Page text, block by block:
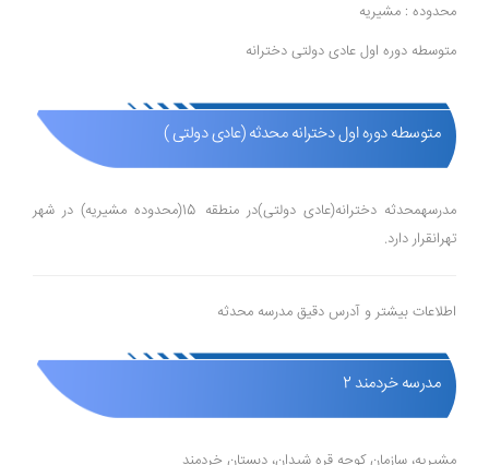
محدوده : مشیریه
متوسطه دوره اول عادی دولتی دخترانه
متوسطه دوره اول دخترانه محدثه (عادی دولتی )
مدرسهمحدثه دخترانه(عادی دولتی)در منطقه 15(محدوده مشیریه) در شهر
تهرانقرار دارد.
اطلاعات بیشتر و آدرس دقیق مدرسه محدثه
مدرسه خردمند 2